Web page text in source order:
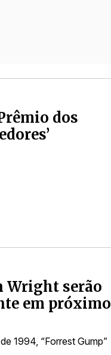
dos
Wright serão
em próximo
1994, “Forrest Gump”